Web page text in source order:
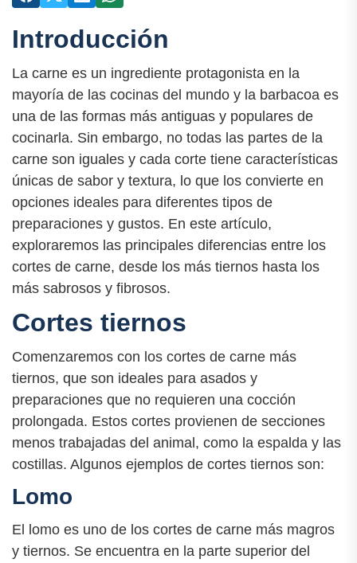
Introducción
La carne es un ingrediente protagonista en la
mayoría de las cocinas del mundo y la barbacoa es
una de las formas más antiguas y populares de
cocinarla. Sin embargo, no todas las partes de la
carne son iguales y cada corte tiene características
únicas de sabor y textura, lo que los convierte en
opciones ideales para diferentes tipos de
preparaciones y gustos. En este artículo,
exploraremos las principales diferencias entre los
cortes de carne, desde los más tiernos hasta los
más sabrosos y fibrosos.
Cortes tiernos
Comenzaremos con los cortes de carne más
tiernos, que son ideales para asados y
preparaciones que no requieren una cocción
prolongada. Estos cortes provienen de secciones
menos trabajadas del animal, como la espalda y las
costillas. Algunos ejemplos de cortes tiernos son:
Lomo
El lomo es uno de los cortes de carne más magros
y tiernos. Se encuentra en la parte superior del